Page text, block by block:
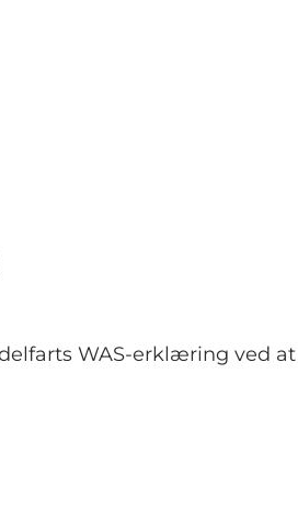
WAS-erklæring ved